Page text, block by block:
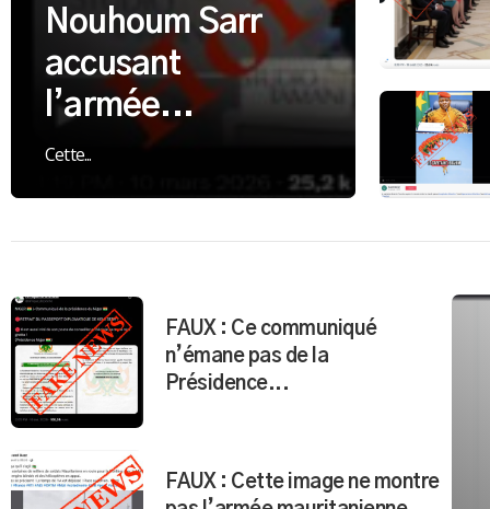
Nouhoum Sarr
accusant
l’armée...
Cette...
FAUX : Ce communiqué
n’émane pas de la
Présidence...
FAUX : Cette image ne montre